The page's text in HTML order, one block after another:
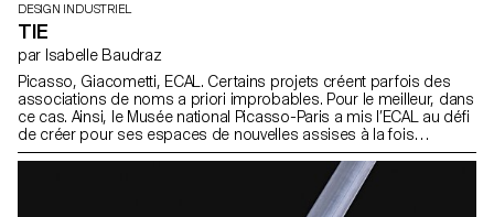
DESIGN INDUSTRIEL
TIE
par Isabelle Baudraz
Picasso, Giacometti, ECAL. Certains projets créent parfois des
associations de noms a priori improbables. Pour le meilleur, dans
ce cas. Ainsi, le Musée national Picasso-Paris a mis l’ECAL au défi
de créer pour ses espaces de nouvelles assises à la fois
pratiques et discrètes, tout en ayant du caractère. Un pari